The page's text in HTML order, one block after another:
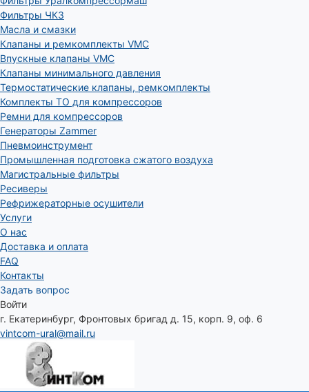
Фильтры ЧКЗ
Масла и смазки
Клапаны и ремкомплекты VMC
Впускные клапаны VMC
Клапаны минимального давления
Термостатические клапаны, ремкомплекты
Комплекты ТО для компрессоров
Ремни для компрессоров
Генераторы Zammer
Пневмоинструмент
Промышленная подготовка сжатого воздуха
Магистральные фильтры
Ресиверы
Рефрижераторные осушители
Услуги
О нас
Доставка и оплата
FAQ
Контакты
Задать вопрос
Войти
г. Екатеринбург, Фронтовых бригад д. 15, корп. 9, оф. 6
vintcom-ural@mail.ru